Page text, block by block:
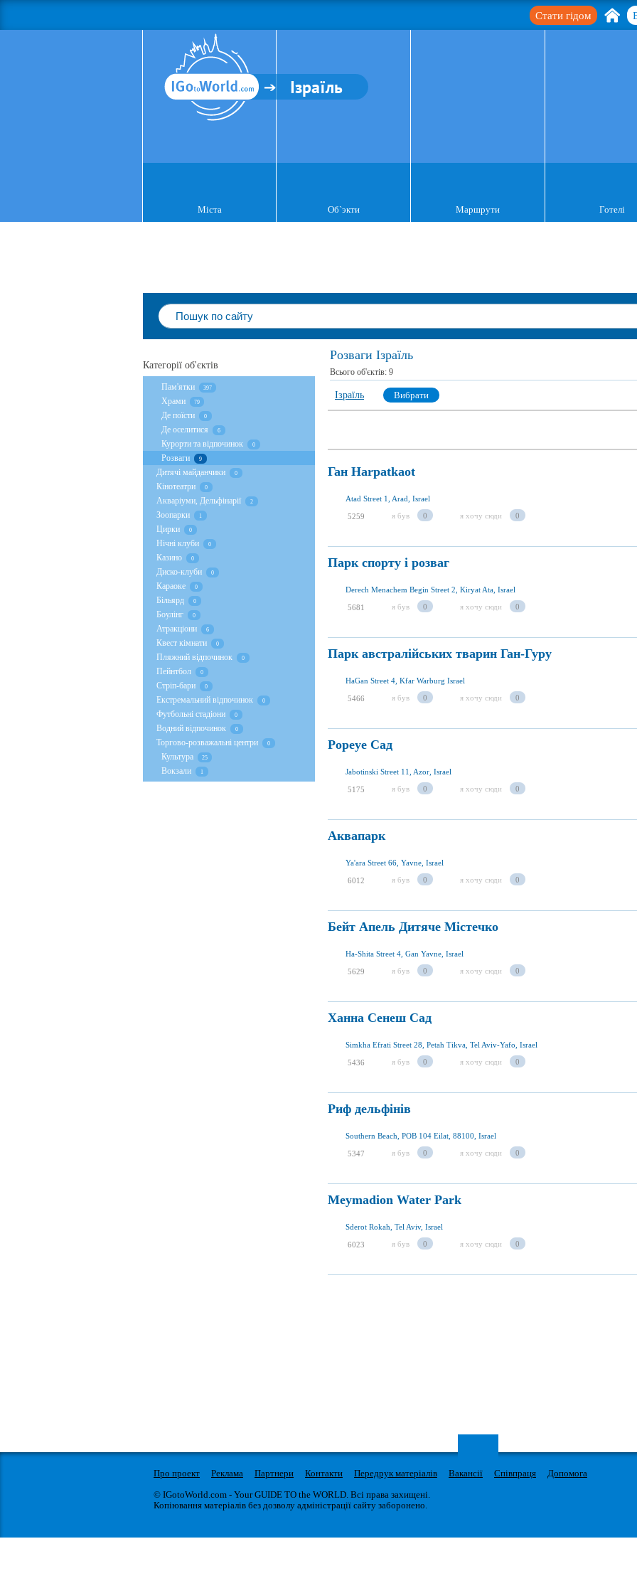
Стати гідом
Ізраїль
Міста Об`экти Маршрути Готелі
Розваги Ізраїль
Всього об'єктів: 9
Ізраїль Вибрати
Ган Harpatkaot
Atad Street 1, Arad, Israel
5259 я був 0 я хочу сюди 0
Парк спорту і розваг
Derech Menachem Begin Street 2, Kiryat Ata, Israel
5681 я був 0 я хочу сюди 0
Парк австралійських тварин Ган-Гуру
HaGan Street 4, Kfar Warburg Israel
5466 я був 0 я хочу сюди 0
Popeye Сад
Jabotinski Street 11, Azor, Israel
5175 я був 0 я хочу сюди 0
Аквапарк
Ya'ara Street 66, Yavne, Israel
6012 я був 0 я хочу сюди 0
Бейт Апель Дитяче Містечко
Ha-Shita Street 4, Gan Yavne, Israel
5629 я був 0 я хочу сюди 0
Ханна Сенеш Сад
Simkha Efrati Street 28, Petah Tikva, Tel Aviv-Yafo, Israel
5436 я був 0 я хочу сюди 0
Риф дельфінів
Southern Beach, POB 104 Eilat, 88100, Israel
5347 я був 0 я хочу сюди 0
Meymadion Water Park
Sderot Rokah, Tel Aviv, Israel
6023 я був 0 я хочу сюди 0
Категорії об'єктів
Пам'ятки 397
Храми 79
Де поїсти 0
Де оселитися 6
Курорти та відпочинок 0
Розваги 9
Дитячі майданчики 0
Кінотеатри 0
Акваріуми, Дельфінарії 2
Зоопарки 1
Цирки 0
Нічні клуби 0
Казино 0
Диско-клуби 0
Караоке 0
Більярд 0
Боулінг 0
Атракціони 6
Квест кімнати 0
Пляжний відпочинок 0
Пейнтбол 0
Стрiп-бари 0
Екстремальний відпочинок 0
Футбольні стадіони 0
Водний відпочинок 0
Торгово-розважальні центри 0
Культура 25
Вокзали 1
Про проект Реклама Партнери Контакти Передрук матеріалів Вакансії Співпраця
Допомога
© IGotoWorld.com - Your GUIDE TO the WORLD. Всі права захищені.
Копіювання матеріалів без дозволу адміністрації сайту заборонено.